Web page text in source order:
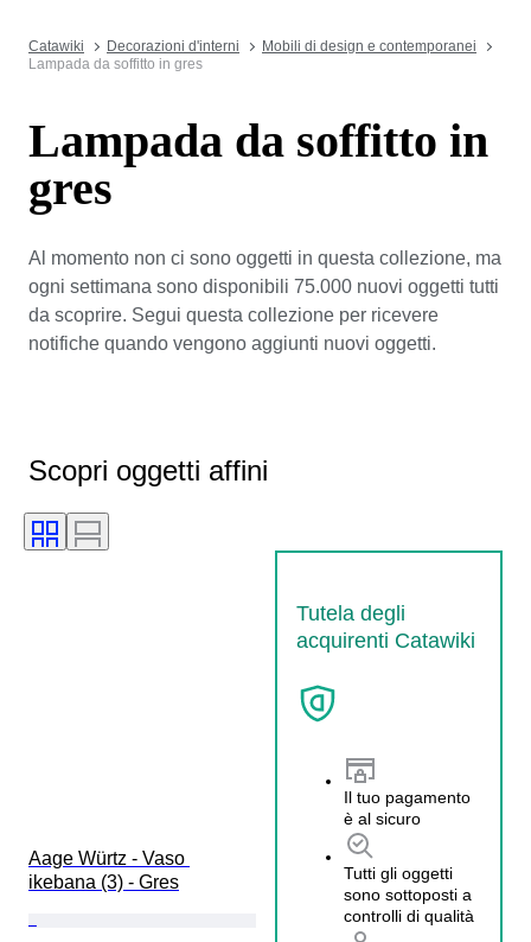
Catawiki Decorazioni d'interni
Mobili di design e contemporanei
Lampada da soffitto in gres
Lampada da soffitto in
gres
Al momento non ci sono oggetti in questa collezione, ma
ogni settimana sono disponibili 75.000 nuovi oggetti tutti
da scoprire. Segui questa collezione per ricevere
notifiche quando vengono aggiunti nuovi oggetti.
Scopri oggetti affini
Tutela degli
acquirenti Catawiki
Il tuo pagamento
è al sicuro
Tutti gli oggetti
sono sottoposti a
controlli di qualità
Aage Würtz - Vaso
ikebana (3) - Gres